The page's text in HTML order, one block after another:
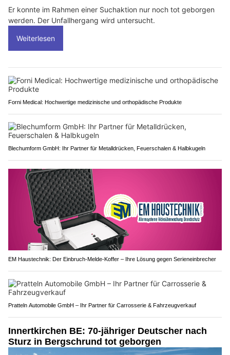
Er konnte im Rahmen einer Suchaktion nur noch tot geborgen
werden. Der Unfallhergang wird untersucht.
Weiterlesen
Forni Medical: Hochwertige medizinische und orthopädische Produkte
Blechumform GmbH: Ihr Partner für Metalldrücken, Feuerschalen & Halbkugeln
EM Haustechnik: Der Einbruch-Melde-Koffer – Ihre Lösung gegen Serieneinbrecher
Pratteln Automobile GmbH – Ihr Partner für Carrosserie & Fahrzeugverkauf
Innertkirchen BE: 70-jähriger Deutscher nach
Sturz in Bergschrund tot geborgen